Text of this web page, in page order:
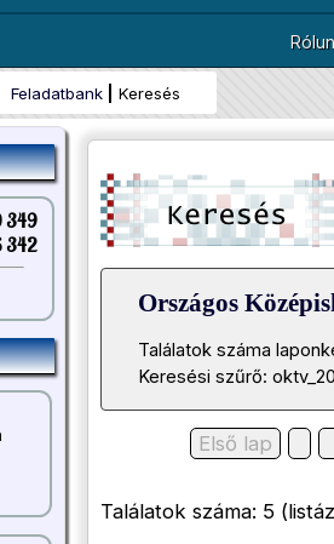
Feladatbank Keresés
349
342
Országos
Találatok száma
Keresési szűrő:
Első lap
Találatok száma: 5